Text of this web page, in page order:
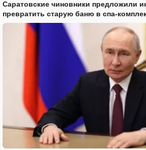
Саратовские чиновники предложили
превратить старую баню в спа-